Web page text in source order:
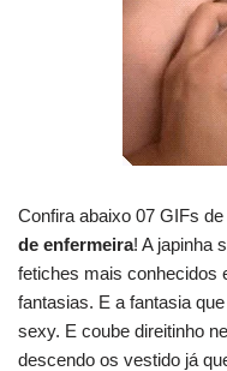
Confira abaixo 07 GIFs de
de enfermeira! A japinha
fetiches mais conhecidos
fantasias. E a fantasia
sexy. E coube direitinho
descendo os vestido já